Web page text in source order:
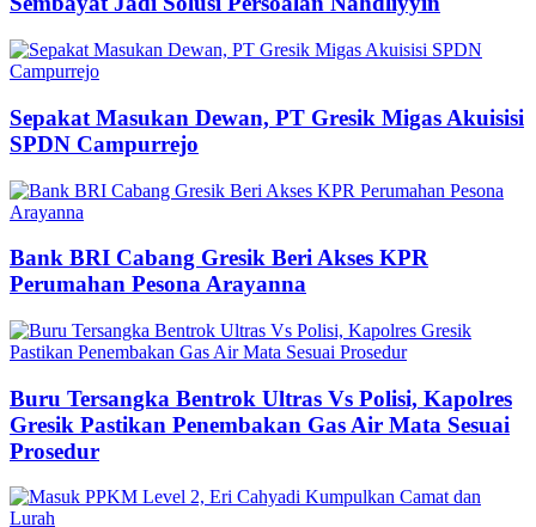
Sepakat Masukan Dewan, PT Gresik Migas Akuisisi
SPDN Campurrejo
Bank BRI Cabang Gresik Beri Akses KPR
Perumahan Pesona Arayanna
Buru Tersangka Bentrok Ultras Vs Polisi, Kapolres
Gresik Pastikan Penembakan Gas Air Mata Sesuai
Prosedur